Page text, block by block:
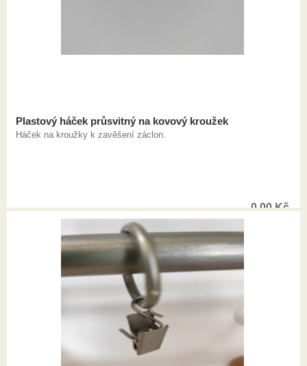
Plastový háček průsvitný na kovový kroužek
Háček na kroužky k zavěšení záclon.
0,00Kč